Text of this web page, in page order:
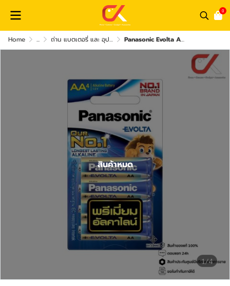
0
Home ... ถ่าน แบตเตอรี่ และ อุปกรณ์ชาร์จไฟ Panasonic Evolta AA 1.5V Alkaline Battery LR6EG 4BN 1 แพ็ค 4 ก้อน ถ่านอัลคาไลน์
1/4
สินค้าหมด